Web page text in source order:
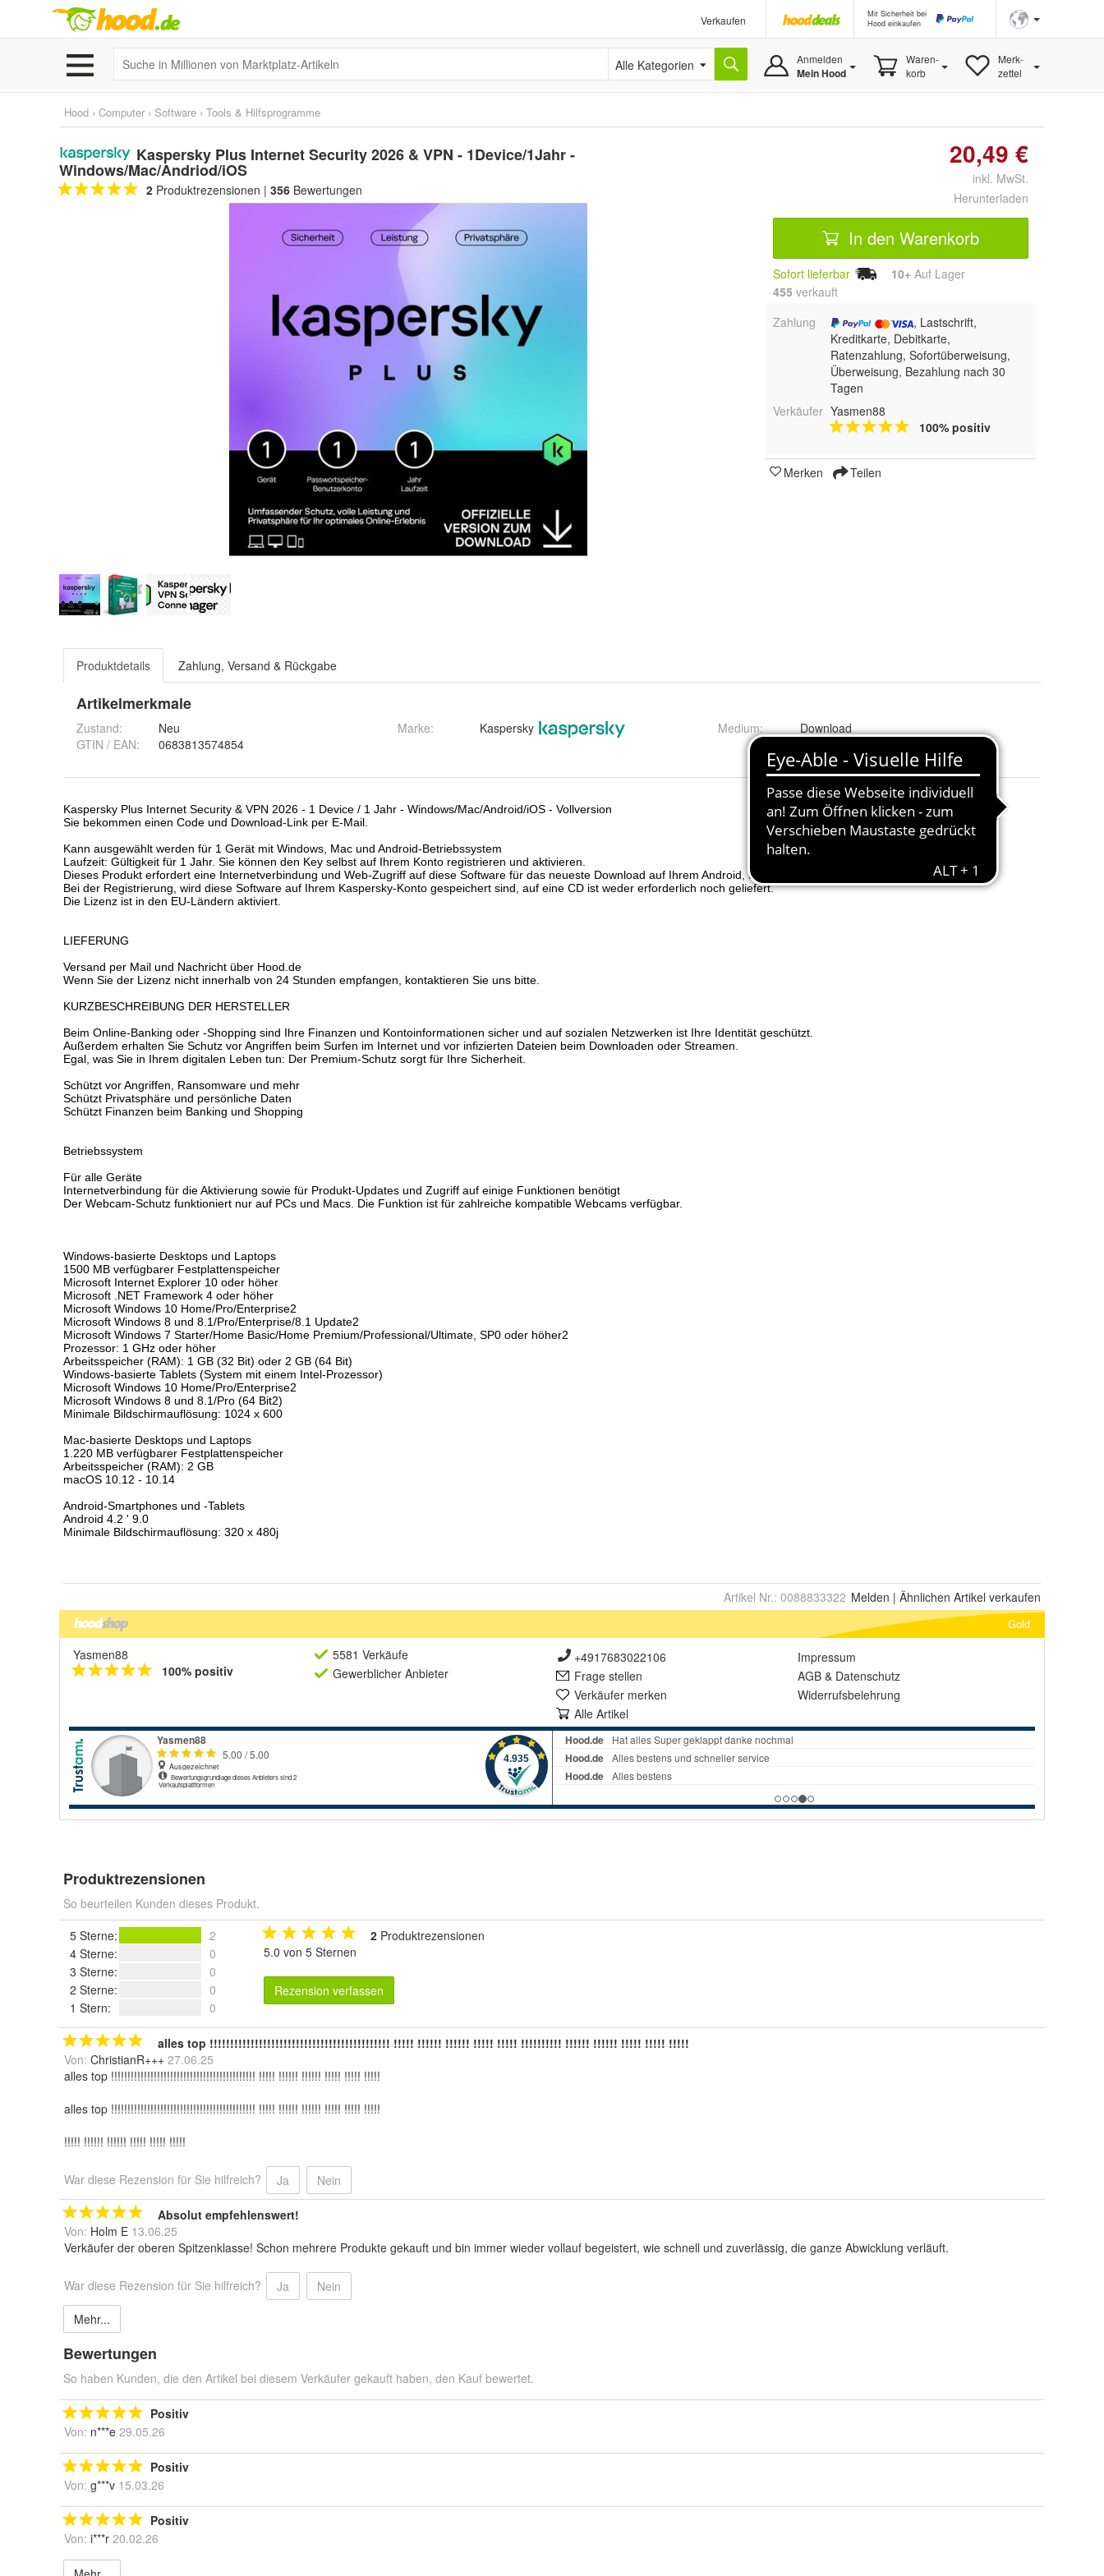
Verkaufen
Mit Sicherheit bei
Hood einkaufen
Alle Kategorien Anmelden
Mein Hood
Waren-
korb
Merk-
zettel
Hood › Computer › Software › Tools & Hilfsprogramme
Kaspersky Plus Internet Security 2026 & VPN - 1Device/1Jahr -
Windows/Mac/Andriod/iOS
2 Produktrezensionen | 356 Bewertungen
20,49 €
inkl. MwSt.
Herunterladen
In den Warenkorb
Sofort lieferbar 10+ Auf Lager
455 verkauft
Zahlung
, Lastschrift,
Kreditkarte, Debitkarte,
Ratenzahlung, Sofortüberweisung,
Überweisung, Bezahlung nach 30
Tagen
Verkäufer Yasmen88
100% positiv
Merken Teilen
Produktdetails Zahlung, Versand & Rückgabe
Artikelmerkmale
Zustand:
Neu
GTIN / EAN:
0683813574854
Marke: Kaspersky Medium: Download
Artikel Nr.: 0088833322 Melden | Ähnlichen Artikel verkaufen
Gold
Yasmen88
100% positiv
5581 Verkäufe
Gewerblicher Anbieter
+4917683022106
Frage stellen
Verkäufer merken
Alle Artikel
Impressum
AGB & Datenschutz
Widerrufsbelehrung
Produktrezensionen
So beurteilen Kunden dieses Produkt.
5 Sterne:
2
4 Sterne:
0
3 Sterne:
0
2 Sterne:
0
1 Stern: 0
2Produktrezensionen
5.0 von 5 Sternen
Rezension verfassen
alles top !!!!!!!!!!!!!!!!!!!!!!!!!!!!!!!!!!!!!!!!!!!! !!!!! !!!!!! !!!!!! !!!!! !!!!! !!!!!!!!!! !!!!!! !!!!!! !!!!! !!!!! !!!!!
Von: ChristianR+++ 27.06.25
alles top !!!!!!!!!!!!!!!!!!!!!!!!!!!!!!!!!!!!!!!!!!!! !!!!! !!!!!! !!!!!! !!!!! !!!!! !!!!!
alles top !!!!!!!!!!!!!!!!!!!!!!!!!!!!!!!!!!!!!!!!!!!! !!!!! !!!!!! !!!!!! !!!!! !!!!! !!!!!
!!!!! !!!!!! !!!!!! !!!!! !!!!! !!!!!
War diese Rezension für Sie hilfreich? Ja Nein
Absolut empfehlenswert!
Von: Holm E 13.06.25
Verkäufer der oberen Spitzenklasse! Schon mehrere Produkte gekauft und bin immer wieder vollauf begeistert, wie schnell und zuverlässig, die ganze Abwicklung verläuft.
War diese Rezension für Sie hilfreich? Ja
Nein
Mehr...
Bewertungen
So haben Kunden, die den Artikel bei diesem Verkäufer gekauft haben, den Kauf bewertet.
Positiv
Von: n***e 29.05.26
Positiv
Von: g***v 15.03.26
Positiv
Von: i***r 20.02.26